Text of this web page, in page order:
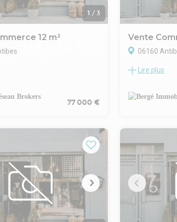
1 / 3
12 m²
COMMERCIAUX –
– Jérémy MEIMOUN vous
au sein d'un
fréquenté et structuré.
rentable et sécurisé
m²
neuf, très propre
vendus loués
sans gestion complexe, idéal
77 000 €
Vente
06160
**JUAN-LES-
Implantez
programme
Au sein d'une
mêlant
commerces et
commercial
espace
attractif pour
Lire plus